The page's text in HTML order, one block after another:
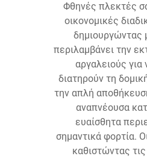
Φθηνές πλεκτές
οικονομικές
δημιουργώντας
περιλαμβάνει την
αργαλειούς
διατηρούν τη
την απλή
αναπνέουσα
ευαίσθητα
σημαντικά φορτία.
καθιστώντας